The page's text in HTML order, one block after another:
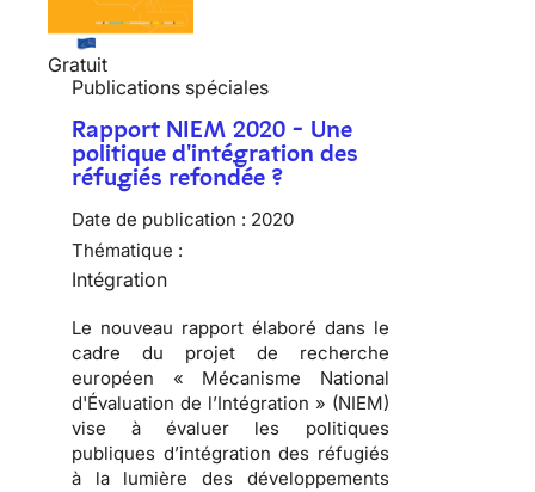
Gratuit
Publications spéciales
Rapport NIEM 2020 - Une
politique d'intégration des
réfugiés refondée ?
Date de publication : 2020
Thématique :
Intégration
Le nouveau rapport élaboré dans le
cadre du projet de recherche
européen « Mécanisme National
d'Évaluation de l’Intégration » (NIEM)
vise à évaluer les politiques
publiques d’intégration des réfugiés
à la lumière des développements